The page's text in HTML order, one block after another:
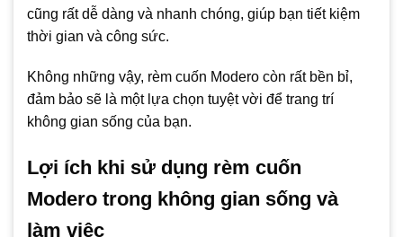
cũng rất dễ dàng và nhanh chóng, giúp bạn tiết kiệm
thời gian và công sức.
Không những vậy, rèm cuốn Modero còn rất bền bỉ,
đảm bảo sẽ là một lựa chọn tuyệt vời để trang trí
không gian sống của bạn.
Lợi ích khi sử dụng rèm cuốn
Modero trong không gian sống và
làm việc